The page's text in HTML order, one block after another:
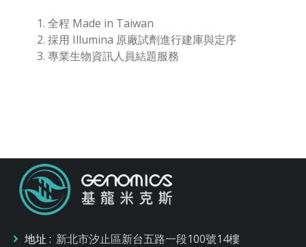
全程 Made in Taiwan
採用 Illumina 原廠試劑進行建庫與定序
專業生物資訊人員結題服務
地址 : 新北市汐止區新台五路一段100號14樓